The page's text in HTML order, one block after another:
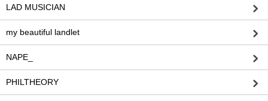
LAD MUSICIAN
my beautiful landlet
NAPE_
PHILTHEORY